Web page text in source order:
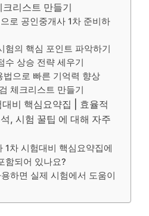
리스트 만들기
로 공인중개사 1차 준비하
험의 핵심 포인트 파악하기
수 상승 전략 세우기
법으로 빠른 기억력 향상
체크리스트 만들기
비 핵심요약집 | 효율적
, 시험 꿀팁 에 대해 자주
1차 시험대비 핵심요약집에
함되어 있나요?
하면 실제 시험에서 도움이